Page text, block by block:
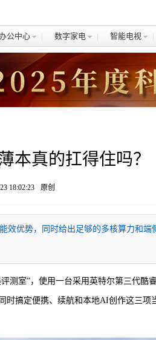
公中心 数字家电 智能电视
本真的扛得住吗？
18:02:23 原创
效优势，同时给出足够的多核算力和
测室”，使用一台采用英特尔第三代酷
时搞定便携、续航和本地AI创作这三项